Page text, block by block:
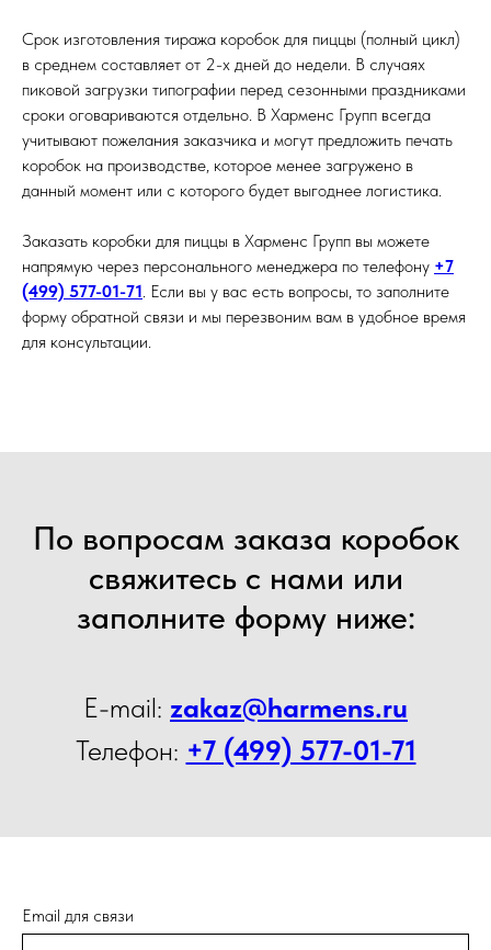
Срок изготовления тиража коробок для пиццы (полный цикл)
в среднем составляет от 2-х дней до недели. В случаях
пиковой загрузки типографии перед сезонными праздниками
сроки оговариваются отдельно. В Харменс Групп всегда
учитывают пожелания заказчика и могут предложить печать
коробок на производстве, которое менее загружено в
данный момент или с которого будет выгоднее логистика.
Заказать коробки для пиццы в Харменс Групп вы можете
напрямую через персонального менеджера по телефону +7
(499) 577-01-71. Если вы у вас есть вопросы, то заполните
форму обратной связи и мы перезвоним вам в удобное время
для консультации.
По вопросам заказа коробок
свяжитесь с нами или
заполните форму ниже:
E-mail: zakaz@harmens.ru
Телефон: +7 (499) 577-01-71
Email для связи